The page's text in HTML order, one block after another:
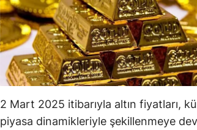
Bolu
Burdur
Bursa
Çankırı
2 Mart 2025 itibarıyla altın fiyatları,
piyasa dinamikleriyle şekillenmeye